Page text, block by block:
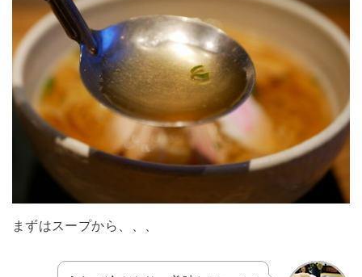
まずはスープから、、、